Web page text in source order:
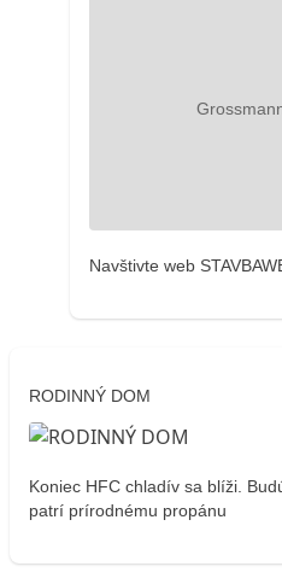
Navštivte web
RODINNÝ DOM
Koniec HFC chladív sa blíži.
patrí prírodnému propánu